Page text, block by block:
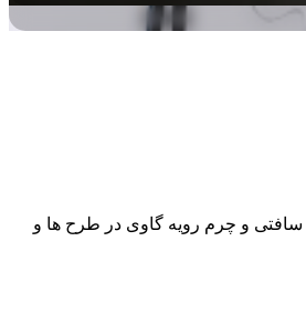
سافتی و چرم رویه گاوی در طرح ها و